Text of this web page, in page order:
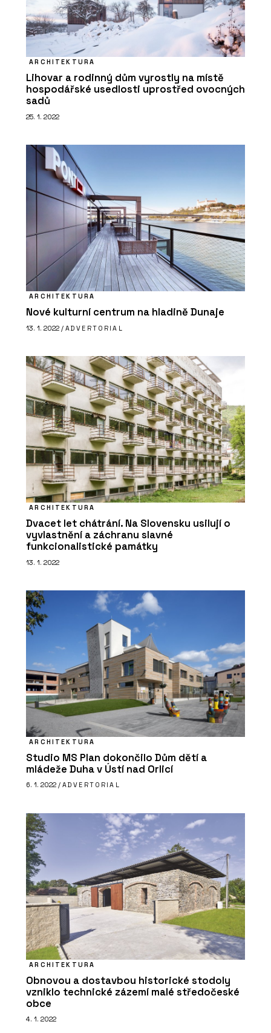
ARCHITEKTURA
Lihovar a rodinný dům vyrostly na místě
hospodářské usedlosti uprostřed ovocných
sadů
25. 1. 2022
ARCHITEKTURA
Nové kulturní centrum na hladině Dunaje
13. 1. 2022 / ADVERTORIAL
ARCHITEKTURA
Dvacet let chátrání. Na Slovensku usilují o
vyvlastnění a záchranu slavné
funkcionalistické památky
13. 1. 2022
ARCHITEKTURA
Studio MS Plan dokončilo Dům dětí a
mládeže Duha v Ústí nad Orlicí
6. 1. 2022 / ADVERTORIAL
ARCHITEKTURA
Obnovou a dostavbou historické stodoly
vzniklo technické zázemí malé středočeské
obce
4. 1. 2022